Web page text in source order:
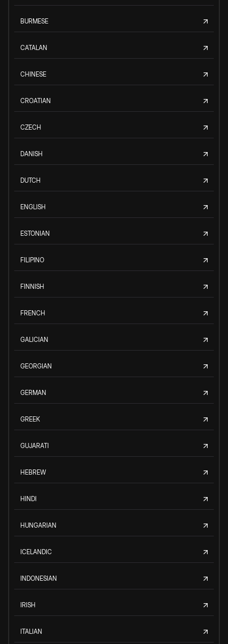
BURMESE
CATALAN
CHINESE
CROATIAN
CZECH
DANISH
DUTCH
ENGLISH
ESTONIAN
FILIPINO
FINNISH
FRENCH
GALICIAN
GEORGIAN
GERMAN
GREEK
GUJARATI
HEBREW
HINDI
HUNGARIAN
ICELANDIC
INDONESIAN
IRISH
ITALIAN